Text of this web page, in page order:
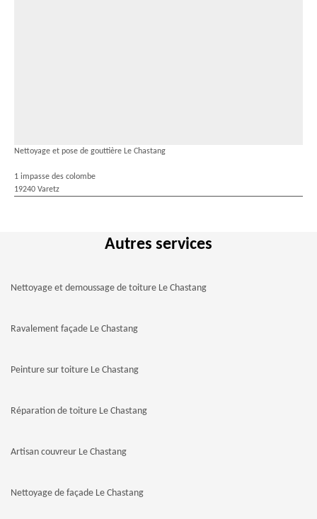
Nettoyage et pose de gouttière Le Chastang
1 impasse des colombe
19240 Varetz
Autres services
Nettoyage et demoussage de toiture Le Chastang
Ravalement façade Le Chastang
Peinture sur toiture Le Chastang
Réparation de toiture Le Chastang
Artisan couvreur Le Chastang
Nettoyage de façade Le Chastang